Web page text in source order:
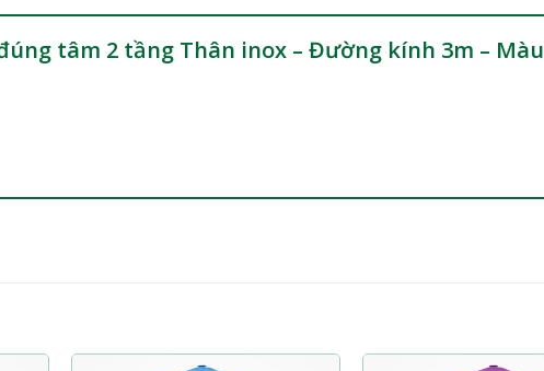
tâm 2 tầng Thân inox – Đường kính 3m – Màu